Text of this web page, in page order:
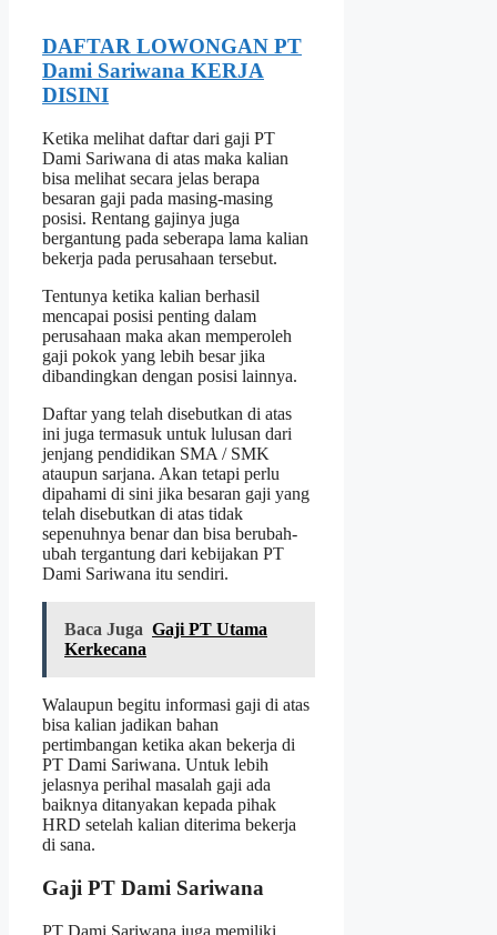
DAFTAR LOWONGAN PT
Dami Sariwana KERJA
DISINI
Ketika melihat daftar dari gaji PT
Dami Sariwana di atas maka kalian
bisa melihat secara jelas berapa
besaran gaji pada masing-masing
posisi. Rentang gajinya juga
bergantung pada seberapa lama kalian
bekerja pada perusahaan tersebut.
Tentunya ketika kalian berhasil
mencapai posisi penting dalam
perusahaan maka akan memperoleh
gaji pokok yang lebih besar jika
dibandingkan dengan posisi lainnya.
Daftar yang telah disebutkan di atas
ini juga termasuk untuk lulusan dari
jenjang pendidikan SMA / SMK
ataupun sarjana. Akan tetapi perlu
dipahami di sini jika besaran gaji yang
telah disebutkan di atas tidak
sepenuhnya benar dan bisa berubah-
ubah tergantung dari kebijakan PT
Dami Sariwana itu sendiri.
Baca Juga Gaji PT Utama
Kerkecana
Walaupun begitu informasi gaji di atas
bisa kalian jadikan bahan
pertimbangan ketika akan bekerja di
PT Dami Sariwana. Untuk lebih
jelasnya perihal masalah gaji ada
baiknya ditanyakan kepada pihak
HRD setelah kalian diterima bekerja
di sana.
Gaji PT Dami Sariwana
PT Dami Sariwana juga memiliki